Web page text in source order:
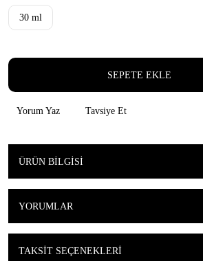
30 ml
SEPETE EKLE
Yorum Yaz Tavsiye Et
ÜRÜN BILGISI
YORUMLAR
TAKSIT SEÇENEKLERI